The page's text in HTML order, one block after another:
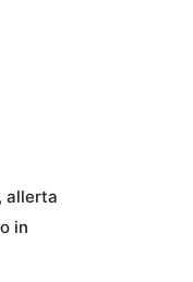
allerta
in